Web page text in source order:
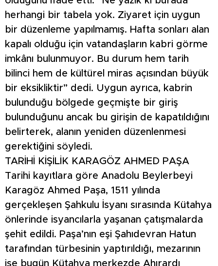
herhangi bir tabela yok. Ziyaret için uygun
bir düzenleme yapılmamış. Hafta sonları alan
kapalı olduğu için vatandaşların kabri görme
imkânı bulunmuyor. Bu durum hem tarih
bilinci hem de kültürel miras açısından büyük
bir eksikliktir” dedi. Uygun ayrıca, kabrin
bulunduğu bölgede geçmişte bir giriş
bulunduğunu ancak bu girişin de kapatıldığını
belirterek, alanın yeniden düzenlenmesi
gerektiğini söyledi.
TARİHİ KİŞİLİK KARAGÖZ AHMED PAŞA
Tarihi kayıtlara göre Anadolu Beylerbeyi
Karagöz Ahmed Paşa, 1511 yılında
gerçekleşen Şahkulu İsyanı sırasında Kütahya
önlerinde isyancılarla yaşanan çatışmalarda
şehit edildi. Paşa’nın eşi Şahıdevran Hatun
tarafından türbesinin yaptırıldığı, mezarının
ise bugün Kütahya merkezde Ahırardı